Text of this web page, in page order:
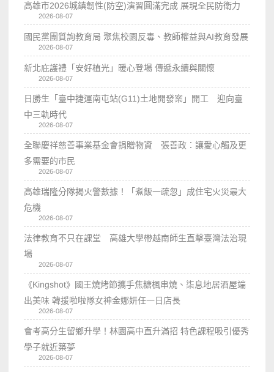
高雄市2026城鎮韌性(防空)演習圓滿完成 展現全民防衛力
2026-08-07
國民黨團質詢教育局 聚焦校園反毒、教師權益與AI教育發展
2026-08-07
新北庇護禮「安好植光」暖心登場 傳遞永續與關懷
2026-08-07
日勝生「臺中捷運南屯站(G11)土地開發案」開工 迎向臺
中三軌時代
2026-08-07
全聯慶祥慈善事業基金會捐贈物資 張善政：讓愛心觸及更
多需要的市民
2026-08-07
高雄瑞隆分隊揭火警數據！「煮飯一疏忽」成住宅火災最大
危機
2026-08-07
法律教育不只在課堂 高雄大學帶越南師生直擊臺灣法治現
場
2026-08-07
《Kingshot》國王燒烤節攜手焦糖楓串燒、柒息地居酒屋端
出美味 韓援啦啦隊女神金娜妍任一日店長
2026-08-07
會考高分生留鄉升學！林園高中直升滿招 特色課程吸引優秀
學子就近築夢
2026-08-07